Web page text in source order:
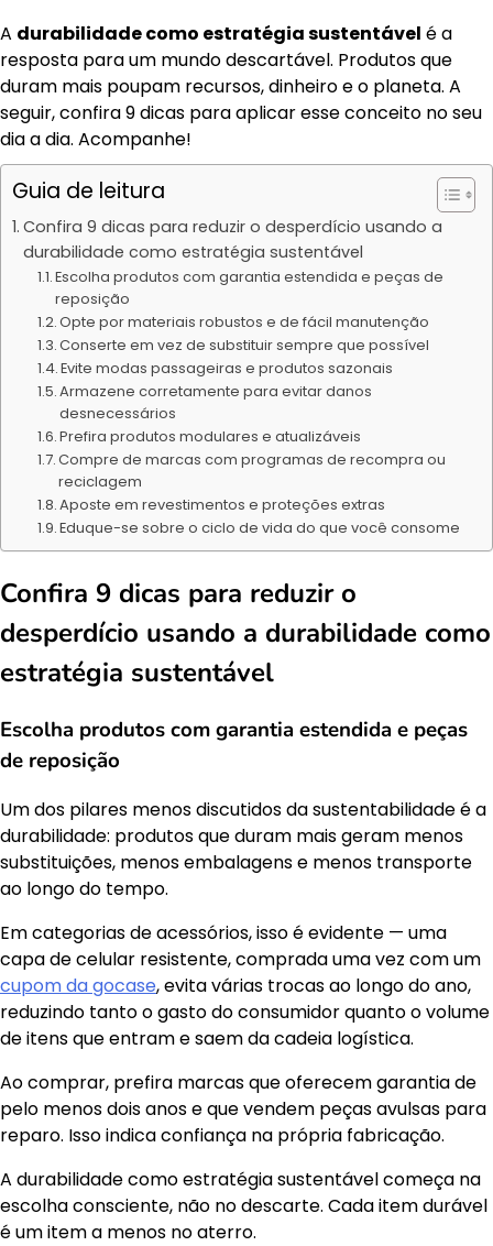
A durabilidade como estratégia sustentável é a
resposta para um mundo descartável. Produtos que
duram mais poupam recursos, dinheiro e o planeta. A
seguir, confira 9 dicas para aplicar esse conceito no seu
dia a dia. Acompanhe!
Guia de leitura
Confira 9 dicas para reduzir o desperdício usando a
durabilidade como estratégia sustentável
Escolha produtos com garantia estendida e peças de
reposição
Opte por materiais robustos e de fácil manutenção
Conserte em vez de substituir sempre que possível
Evite modas passageiras e produtos sazonais
Armazene corretamente para evitar danos
desnecessários
Prefira produtos modulares e atualizáveis
Compre de marcas com programas de recompra ou
reciclagem
Aposte em revestimentos e proteções extras
Eduque-se sobre o ciclo de vida do que você consome
Confira 9 dicas para reduzir o
desperdício usando a durabilidade como
estratégia sustentável
Escolha produtos com garantia estendida e peças
de reposição
Um dos pilares menos discutidos da sustentabilidade é a
durabilidade: produtos que duram mais geram menos
substituições, menos embalagens e menos transporte
ao longo do tempo.
Em categorias de acessórios, isso é evidente — uma
capa de celular resistente, comprada uma vez com um
cupom da gocase, evita várias trocas ao longo do ano,
reduzindo tanto o gasto do consumidor quanto o volume
de itens que entram e saem da cadeia logística.
Ao comprar, prefira marcas que oferecem garantia de
pelo menos dois anos e que vendem peças avulsas para
reparo. Isso indica confiança na própria fabricação.
A durabilidade como estratégia sustentável começa na
escolha consciente, não no descarte. Cada item durável
é um item a menos no aterro.